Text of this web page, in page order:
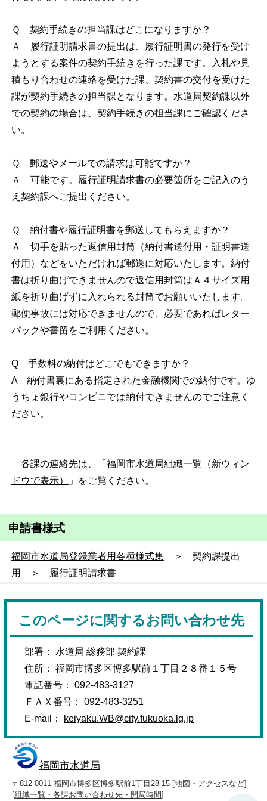
Ｑ 契約手続きの担当課はどこになりますか？
Ａ 履行証明請求書の提出は、履行証明書の発行を受け
ようとする案件の契約手続きを行った課です。入札や見
積もり合わせの連絡を受けた課、契約書の交付を受けた
課が契約手続きの担当課となります。水道局契約課以外
での契約の場合は、契約手続きの担当課にご確認くださ
い。
Ｑ 郵送やメールでの請求は可能ですか？
Ａ 可能です。履行証明請求書の必要箇所をご記入のう
え契約課へご提出ください。
Ｑ 納付書や履行証明書を郵送してもらえますか？
Ａ 切手を貼った返信用封筒（納付書送付用・証明書送
付用）などをいただければ郵送に対応いたします。納付
書は折り曲げできませんので返信用封筒はＡ４サイズ用
紙を折り曲げずに入れられる封筒でお願いいたします。
郵便事故には対応できませんので、必要であればレター
パックや書留をご利用ください。
Q 手数料の納付はどこでもできますか？
A 納付書裏にある指定された金融機関での納付です。ゆ
うちょ銀行やコンビニでは納付できませんのでご注意く
ださい。
各課の連絡先は、「 福岡市水道局組織一覧 （新ウィン
ドウで表示）
」をご覧ください。
申請書様式
福岡市水道局登録業者用各種様式集＞ 契約課提出
用 ＞ 履行証明請求書
このページに関するお問い合わせ先
部署： 水道局 総務部 契約課
住所： 福岡市博多区博多駅前１丁目２８番１５号
電話番号： 092-483-3127
ＦＡＸ番号： 092-483-3251
E-mail：
keiyaku.WB@city.fukuoka.lg.jp
福岡市水道局
〒812-0011 福岡市博多区博多駅前1丁目28-15 [地図・アクセスなど]
[組織一覧・各課お問い合わせ先・開局時間]